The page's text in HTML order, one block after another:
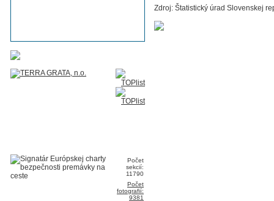
Počet
sekcií:
11790
Počet
fotografií:
9381
Zdroj: Štatistický úrad Slovenskej